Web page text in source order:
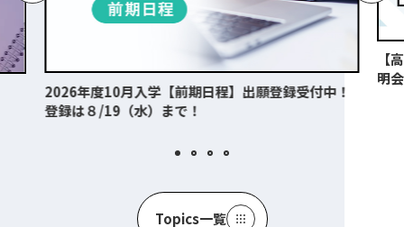
2026年度10月入学【前期日程】出願登録受付中！
登録は８/19（水）まで！
【
明
Topics一覧